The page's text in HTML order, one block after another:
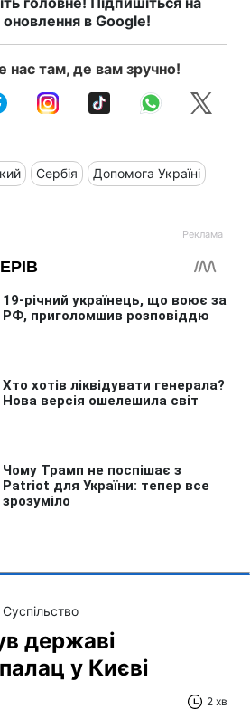
оновлення в Google!
нас там, де вам зручно!
Сербія Допомога Україні
Суспільство
державі
у Києві
2 хв